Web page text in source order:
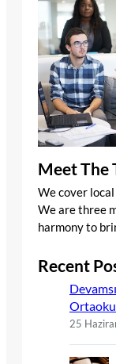
Meet The
We cover
We are three
harmony to
Recent
25